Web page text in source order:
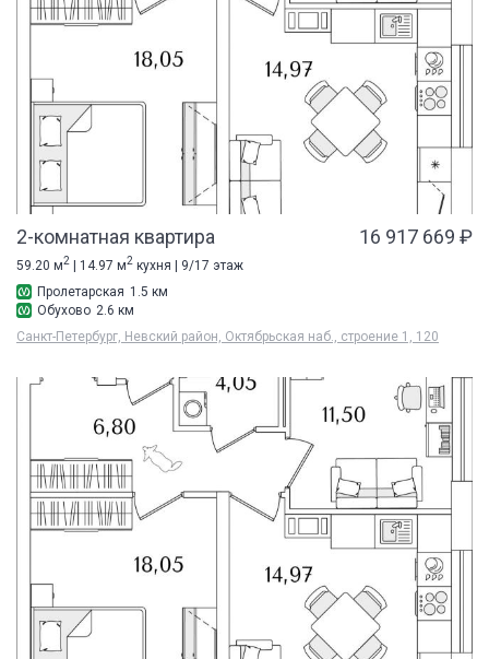
2-комнатная квартира 16 917 669 ₽
59.20 м2 | 14.97 м2 кухня | 9/17 этаж
Пролетарская 1.5 км
Обухово 2.6 км
Санкт-Петербург, Невский район, Октябрьская наб., строение 1, 120